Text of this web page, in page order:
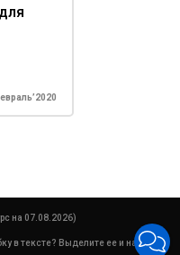
на 07.08.2026)
в тексте? Выделите ее и нажмите